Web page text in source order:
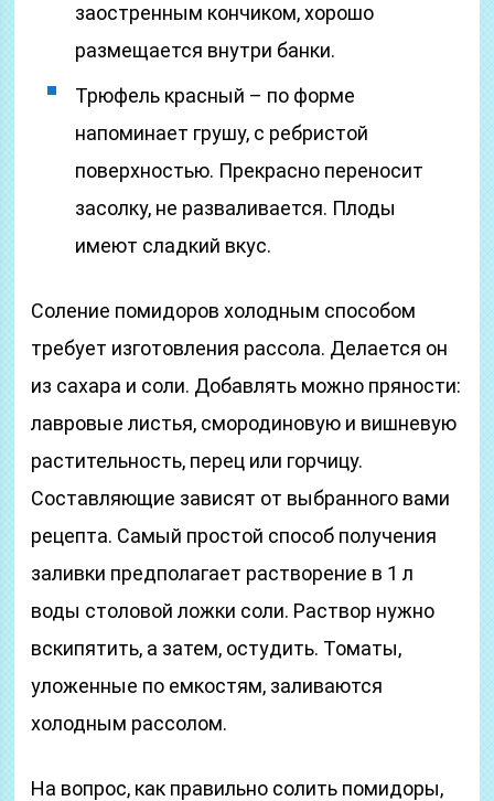
заостренным кончиком, хорошо
размещается внутри банки.
Трюфель красный – по форме
напоминает грушу, с ребристой
поверхностью. Прекрасно переносит
засолку, не разваливается. Плоды
имеют сладкий вкус.
Соление помидоров холодным способом
требует изготовления рассола. Делается он
из сахара и соли. Добавлять можно пряности:
лавровые листья, смородиновую и вишневую
растительность, перец или горчицу.
Составляющие зависят от выбранного вами
рецепта. Самый простой способ получения
заливки предполагает растворение в 1 л
воды столовой ложки соли. Раствор нужно
вскипятить, а затем, остудить. Томаты,
уложенные по емкостям, заливаются
холодным рассолом.
На вопрос, как правильно солить помидоры,